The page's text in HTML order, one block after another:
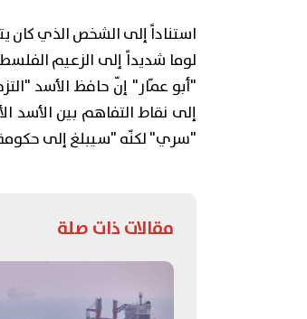
استناداً إلى الشخص الذي كان
لوما شديداً إلى الزعيم
"أبو عمّار" إنّ حافظ الأسد
"سري" لكنّه "سيبلغ إلى
مقالات ذات صلة